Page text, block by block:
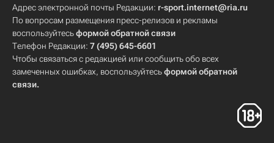
Адрес электронной почты Редакции: r-sport.internet@ria.ru
По вопросам размещения пресс-релизов и рекламы
воспользуйтесьформой обратной связи
Телефон Редакции: 7 (495) 645-6601
Чтобы связаться с редакцией или сообщить обо всех
замеченных ошибках, воспользуйтесьформой обратной
связи.